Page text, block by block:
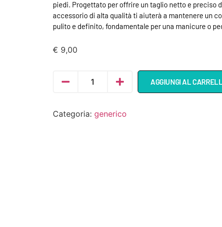
piedi. Progettato per offrire un taglio netto e preciso
accessorio di alta qualità ti aiuterà a mantenere un
pulito e definito, fondamentale per una manicure o
€ 9,00
AGGIUNGI AL
Categoria: generico